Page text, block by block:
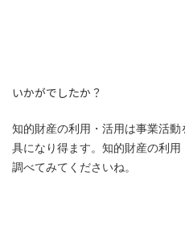
いかがでしたか？
知的財産の利用・活用は事業活
具になり得ます。知的財産の利
調べてみてくださいね。